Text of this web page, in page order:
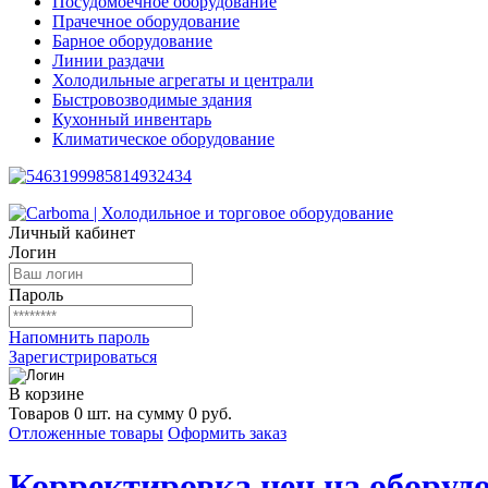
Прачечное оборудование
Барное оборудование
Линии раздачи
Холодильные агрегаты и централи
Быстровозводимые здания
Кухонный инвентарь
Климатическое оборудование
Личный кабинет
Логин
Пароль
Напомнить пароль
Зарегистрироваться
В корзине
Товаров 0 шт. на сумму 0 руб.
Отложенные товары Оформить заказ